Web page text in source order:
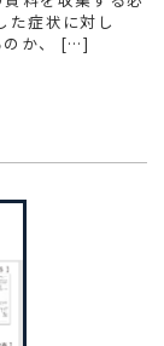
た症状に対し
のか、 […]